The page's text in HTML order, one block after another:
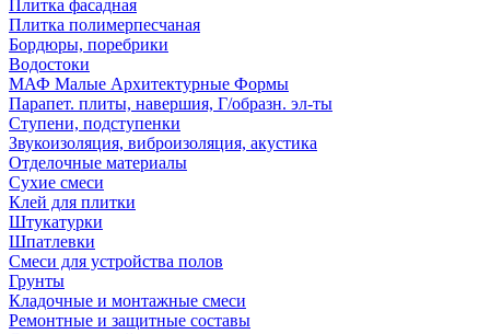
Плитка фасадная
Плитка полимерпесчаная
Бордюры, поребрики
Водостоки
МАФ Малые Архитектурные Формы
Парапет. плиты, навершия, Г/образн. эл-ты
Ступени, подступенки
Звукоизоляция, виброизоляция, акустика
Отделочные материалы
Сухие смеси
Клей для плитки
Штукатурки
Шпатлевки
Смеси для устройства полов
Грунты
Кладочные и монтажные смеси
Ремонтные и защитные составы